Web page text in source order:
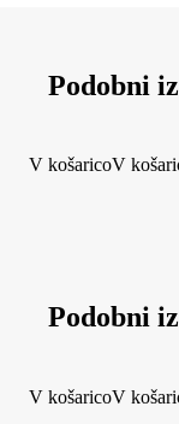
Podobni
V košaricoV
Podobni
V košaricoV